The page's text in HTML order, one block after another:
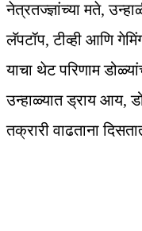
नेत्रतज्ज्ञांच्या मते,
लॅपटॉप, टीव्ही आणि
याचा थेट परिणाम
उन्हाळ्यात ड्राय आय,
तक्रारी वाढताना